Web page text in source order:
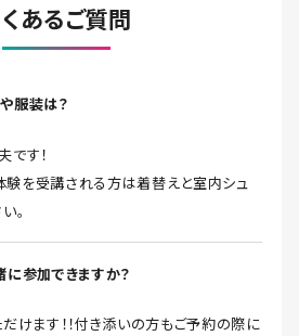
あるご質問
服装は？
です！
験を受講される方は着替えと室内シュ
。
に参加できますか？
けます！！付き添いの方もご予約の際に